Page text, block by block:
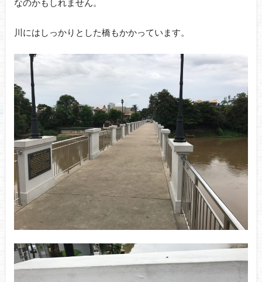
なのかもしれません。
川にはしっかりとした橋もかかっています。